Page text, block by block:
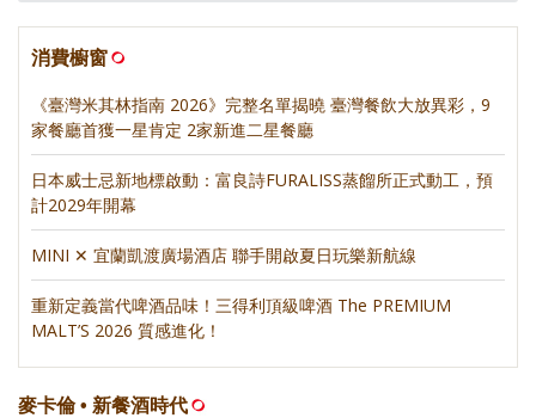
消費櫥窗
《臺灣米其林指南 2026》完整名單揭曉 臺灣餐飲大放異彩，9
家餐廳首獲一星肯定 2家新進二星餐廳
日本威士忌新地標啟動：富良詩FURALISS蒸餾所正式動工，預
計2029年開幕
MINI ✕ 宜蘭凱渡廣場酒店 聯手開啟夏日玩樂新航線
重新定義當代啤酒品味！三得利頂級啤酒 The PREMIUM
MALT’S 2026 質感進化！
麥卡倫 • 新餐酒時代